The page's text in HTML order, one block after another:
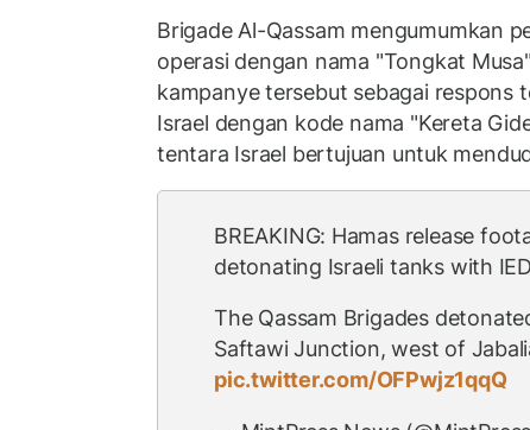
Brigade Al-Qassam mengumumkan
operasi dengan nama "Tongkat
kampanye tersebut sebagai respons
Israel dengan kode nama "Kereta
tentara Israel bertujuan untuk
BREAKING: Hamas release
detonating Israeli tanks with
The Qassam Brigades
Saftawi Junction, west of
pic.twitter.com/OFPwjz1qqQ